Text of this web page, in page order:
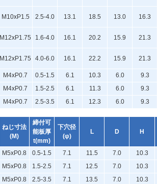
M10xP1.5 2.5-4.0 13.1 18.5 13.0 16.3
M12xP1.75 1.6-4.0 16.1 20.2 15.9 21.3
M12xP1.75 4.0-6.0 16.1 22.2 15.9 21.3
M4xP0.7 0.5-1.5 6.1 10.3 6.0 9.3
M4xP0.7 1.5-2.5 6.1 11.3 6.0 9.3
M4xP0.7 2.5-3.5 6.1 12.3 6.0 9.3
ねじ寸法
(M)
締付可
能板厚
t(mm)
下穴径
(φ)
L D H
M5xP0.8 0.5-1.5 7.1 11.5 7.0 10.3
M5xP0.8 1.5-2.5 7.1 12.5 7.0 10.3
M5xP0.8 2.5-3.5 7.1 13.5 7.0 10.3